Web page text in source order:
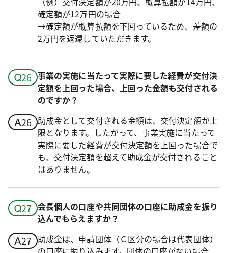
確定額が12万円の場合
→確定額が概算払額を下回っているため、差額の
2万円を返還していただきます。
事業の実施に当たって実際に要した経費が交付決
定額を上回った場合、上回った金額も交付される
のですか？
助成金として交付される金額は、交付決定額が上
限となります。したがって、事業実施に当たって
実際に要した経費が交付決定額を上回った場合で
も、交付決定額を超えて助成金が交付されること
はありません。
会長個人の口座や共同団体の口座に助成金を振り
込んでもらえますか？
助成金は、申請団体（Ｃ区分の場合は代表団体）